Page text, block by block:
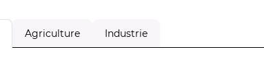
Agriculture Industrie